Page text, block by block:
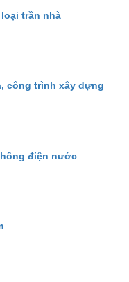
trần nhà
công trình xây dựng
điện nước